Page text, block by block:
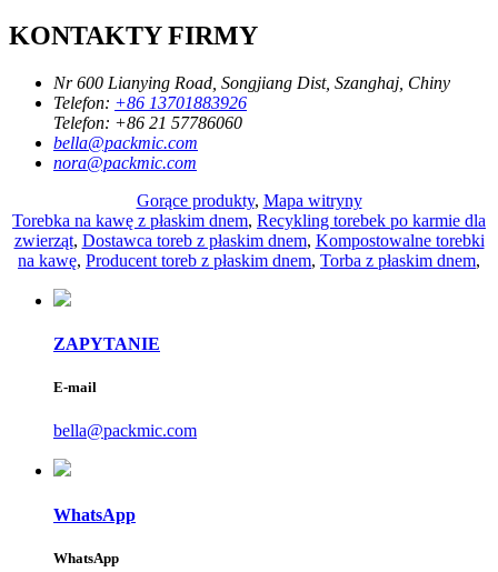
KONTAKTY FIRMY
Nr 600 Lianying Road, Songjiang Dist, Szanghaj, Chiny
Telefon: +86 13701883926
Telefon: +86 21 57786060
bella@packmic.com
nora@packmic.com
Gorące produkty, Mapa witryny
Torebka na kawę z płaskim dnem, Recykling torebek po karmie dla
zwierząt, Dostawca toreb z płaskim dnem, Kompostowalne torebki
na kawę, Producent toreb z płaskim dnem, Torba z płaskim dnem,
ZAPYTANIE
E-mail
bella@packmic.com
WhatsApp
WhatsApp